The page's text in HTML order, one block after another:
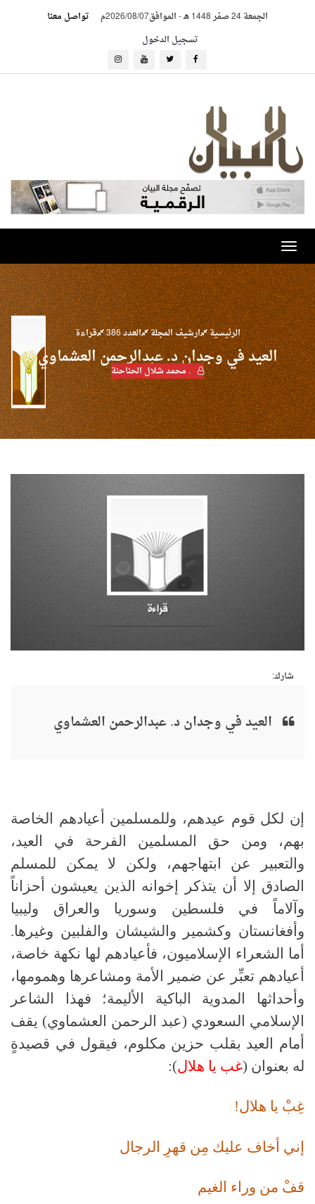
الجمعة 24 صفر 1448 هـ -الموافق2026/08/07م
تواصل معنا
تسجيل الدخول
Toggle
navigation
الرئيسية ارشيف المجلة العدد 386 قراءة
العيد في وجدان د. عبدالرحمن العشماوي
. محمد شلال الحناحنة
شارك:
العيد في وجدان د. عبدالرحمن العشماوي
إن لكل قوم عيدهم، وللمسلمين أعيادهم الخاصة
بهم، ومن حق المسلمين الفرحة في العيد،
والتعبير عن ابتهاجهم، ولكن لا يمكن للمسلم
الصادق إلا أن يتذكر إخوانه الذين يعيشون أحزاناً
وآلاماً في فلسطين وسوريا والعراق وليبيا
وأفغانستان وكشمير والشيشان والفلبين وغيرها.
أما الشعراء الإسلاميون، فأعيادهم لها نكهة خاصة،
أعيادهم تعبِّر عن ضمير الأمة ومشاعرها وهمومها،
وأحداثها المدوية الباكية الأليمة؛ فهذا الشاعر
الإسلامي السعودي (عبد الرحمن العشماوي) يقف
أمام العيد بقلب حزين مكلوم، فيقول في قصيدةٍ
له بعنوان (غب يا هلال):
غِبْ يا هلال!
إني أخاف عليك مِن قهرِ الرجال
قفْ من وراء الغيم